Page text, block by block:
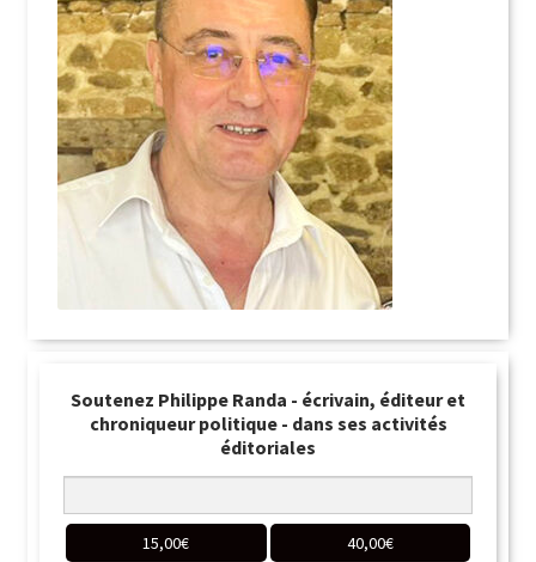
Soutenez Philippe Randa - écrivain, éditeur et
chroniqueur politique - dans ses activités
éditoriales
15,00€ 40,00€